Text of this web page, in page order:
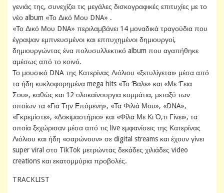
γενιάς της, συνεχίζει τις μεγάλες δισκογραφικές επιτυχίες με το
νέο album «Το Δικό Μου DNA» .
«Το Δικό Μου DNA» περιλαμβάνει 14 μοναδικά τραγούδια που
έγραψαν εμπνευσμένοι και επιτυχημένοι δημιουργοί,
δημιουργώντας ένα πολυσυλλεκτικό album που αγαπήθηκε
αμέσως από το κοινό.
Το μουσικό DNA της Κατερίνας Λιόλιου «ξετυλίγεται» μέσα από
τα ήδη κυκλοφορημένα mega hits «Το ‘Βαλε» και «Με ‘Γεια
Σου», καθώς και 12 ολοκαίνουργια κομμάτια, μεταξύ των
οποίων τα «Για Την Επόμενη», «Τα Φιλιά Μου», «DNA»,
«Γκρεμίστε», «Δοκιμαστήριο» και «Φίλα Με Κι Ό,τι Γίνει», τα
οποία ξεχώρισαν μέσα από τις live εμφανίσεις της Κατερίνας
Λιόλιου και ήδη «σαρώνουν» σε digital streams και έχουν γίνει
super viral στο TikTok μετρώντας δεκάδες χιλιάδες video
creations και εκατομμύρια προβολές.
TRACKLIST